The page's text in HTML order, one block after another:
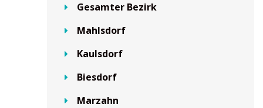
Gesamter Bezirk
Mahlsdorf
Kaulsdorf
Biesdorf
Marzahn